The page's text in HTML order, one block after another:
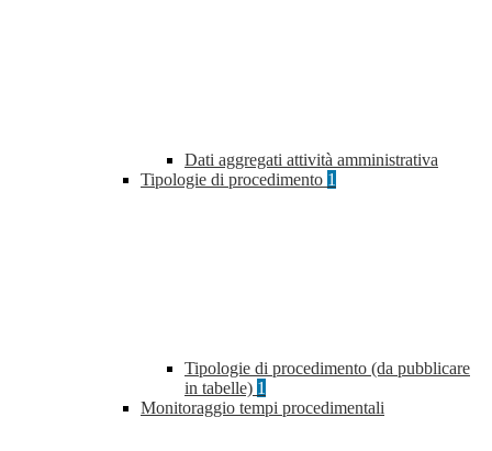
Dati aggregati attività amministrativa
Tipologie di procedimento 1
Tipologie di procedimento (da pubblicare
in tabelle) 1
Monitoraggio tempi procedimentali